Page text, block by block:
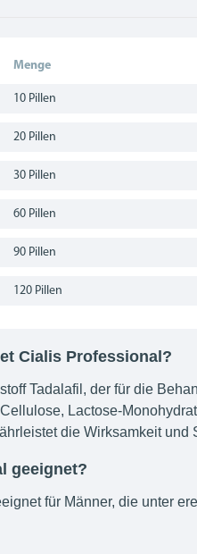
Menge
10 Pillen
20 Pillen
30 Pillen
60 Pillen
90 Pillen
120 Pillen
Cialis Professional?
Tadalafil, der für die
Lactose-
die Wirksamkeit und
geeignet?
für Männer, die unter